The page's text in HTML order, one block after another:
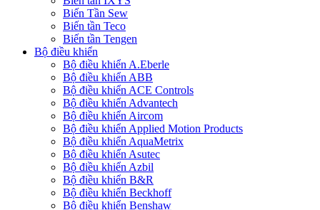
Biến Tần Sew
Biến tần Teco
Biến tần Tengen
Bộ điều khiển
Bộ điều khiển A.Eberle
Bộ điều khiển ABB
Bộ điều khiển ACE Controls
Bộ điều khiển Advantech
Bộ điều khiển Aircom
Bộ điều khiển Applied Motion Products
Bộ điều khiển AquaMetrix
Bộ điều khiển Asutec
Bộ điều khiển Azbil
Bộ điều khiển B&R
Bộ điều khiển Beckhoff
Bộ điều khiển Benshaw